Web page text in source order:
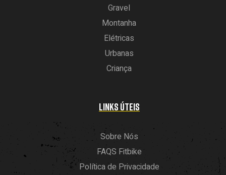
Gravel
Montanha
Elétricas
Urbanas
Criança
LINKS ÚTEIS
Sobre Nós
FAQS Fitbike
Política de Privacidade